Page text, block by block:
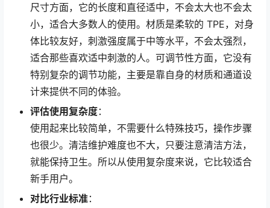
尺寸方面，它的长度和直径适中，不会太大也不会太
小，适合大多数人的使用。材质是柔软的 TPE，对身
体比较友好，刺激强度属于中等水平，不会太强烈，
适合那些喜欢适中刺激的人。可调节性方面，它没有
特别复杂的调节功能，主要是靠自身的材质和通道设
计来提供不同的体验。
评估使用复杂度：
使用起来比较简单，不需要什么特殊技巧，操作步骤
也很少。清洁维护难度也不大，只要注意清洁方法，
就能保持卫生。所以从使用复杂度来说，它比较适合
新手用户。
对比行业标准：